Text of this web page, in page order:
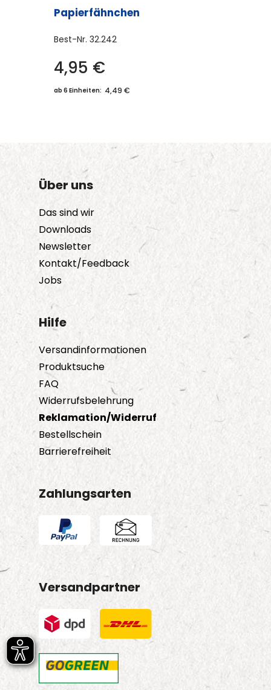
Papierfähnchen
Best-Nr. 32.242
4,95 €
ab 6 Einheiten: 4,49 €
Über uns
Das sind wir
Downloads
Newsletter
Kontakt/Feedback
Jobs
Hilfe
Versandinformationen
Produktsuche
FAQ
Widerrufsbelehrung
Reklamation/Widerruf
Bestellschein
Barrierefreiheit
Zahlungsarten
Versandpartner